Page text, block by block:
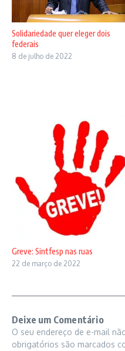
Solidariedade quer eleger dois
federais
8 de julho de 2022
Greve: Sintfesp nas ruas
22 de março de 2022
Deixe um Comentário
O seu endereço de e-mail
obrigatórios são marcados